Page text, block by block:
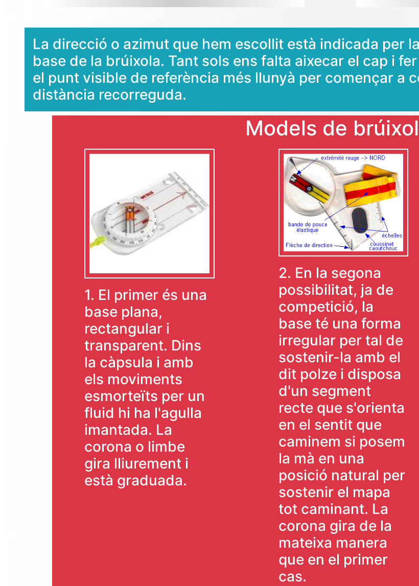
La direcció o azimut que hem escollit està indicada per
base de la brúixola. Tant sols ens falta aixecar el cap i
el punt visible de referència més llunyà per començar a
distància recorreguda.
Models de
1. El primer és una
base plana,
rectangular i
transparent. Dins
la càpsula i amb
els moviments
esmorteïts per un
fluid hi ha l'agulla
imantada. La
corona o limbe
gira lliurement i
està graduada.
2. En la segona
possibilitat, ja de
competició, la
base té una forma
irregular per tal de
sostenir-la amb el
dit polze i disposa
d'un segment
recte que s'orienta
en el sentit que
caminem si posem
la mà en una
posició natural per
sostenir el mapa
tot caminant. La
corona gira de la
mateixa manera
que en el primer
cas.